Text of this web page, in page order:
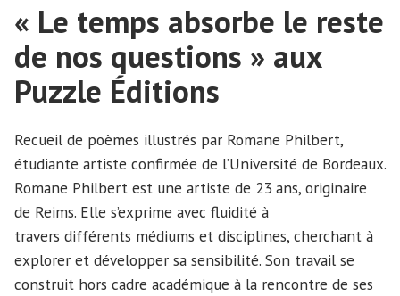
des
étudiantes
et
étudiants
l’Université
de
Bordeaux »
« Le temps absorbe le reste
de nos questions » aux
Puzzle Éditions
Recueil de poèmes illustrés par Romane Philbert,
étudiante artiste confirmée de l’Université de Bordeaux.
Romane Philbert est une artiste de 23 ans, originaire
de Reims. Elle s’exprime avec fluidité à
travers différents médiums et disciplines, cherchant à
explorer et développer sa sensibilité. Son travail se
construit hors cadre académique à la rencontre de ses